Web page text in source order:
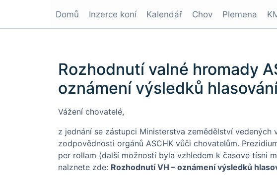
Domů Inzerce koní Kalendář Chov Plemena
Rozhodnutí valné hromady
oznámení výsledků
Vážení chovatelé,
z jednání se zástupci Ministerstva zemědělství
zodpovědnosti orgánů ASCHK vůči chovatelům.
per rollam (další možností byla vzhledem k časové tísni
nalznete zde: Rozhodnutí VH – oznámení výsledků